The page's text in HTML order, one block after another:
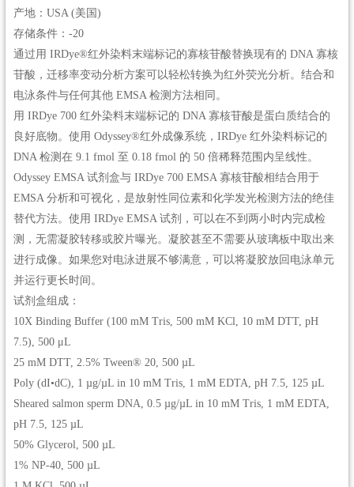
产地：USA (美国)
存储条件：-20
通过用 IRDye®红外染料末端标记的寡核苷酸替换现有的 DNA 寡核
苷酸，迁移率变动分析方案可以轻松转换为红外荧光分析。结合和
电泳条件与任何其他 EMSA 检测方法相同。
用 IRDye 700 红外染料末端标记的 DNA 寡核苷酸是蛋白质结合的
良好底物。使用 Odyssey®红外成像系统，IRDye 红外染料标记的
DNA 检测在 9.1 fmol 至 0.18 fmol 的 50 倍稀释范围内呈线性。
Odyssey EMSA 试剂盒与 IRDye 700 EMSA 寡核苷酸相结合用于
EMSA 分析和可视化，是放射性同位素和化学发光检测方法的绝佳
替代方法。使用 IRDye EMSA 试剂，可以在不到两小时内完成检
测，无需凝胶转移或胶片曝光。凝胶甚至不需要从玻璃板中取出来
进行成像。如果您对电泳进展不够满意，可以将凝胶放回电泳单元
并运行更长时间。
试剂盒组成：
10X Binding Buffer (100 mM Tris, 500 mM KCl, 10 mM DTT, pH
7.5), 500 μL
25 mM DTT, 2.5% Tween® 20, 500 µL
Poly (dI•dC), 1 µg/µL in 10 mM Tris, 1 mM EDTA, pH 7.5, 125 µL
Sheared salmon sperm DNA, 0.5 µg/µL in 10 mM Tris, 1 mM EDTA,
pH 7.5, 125 µL
50% Glycerol, 500 µL
1% NP-40, 500 µL